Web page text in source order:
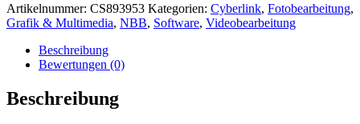
Artikelnummer: CS893953 Kategorien: Cyberlink, Fotobearbeitung,
Grafik & Multimedia, NBB, Software, Videobearbeitung
Beschreibung
Bewertungen (0)
Beschreibung